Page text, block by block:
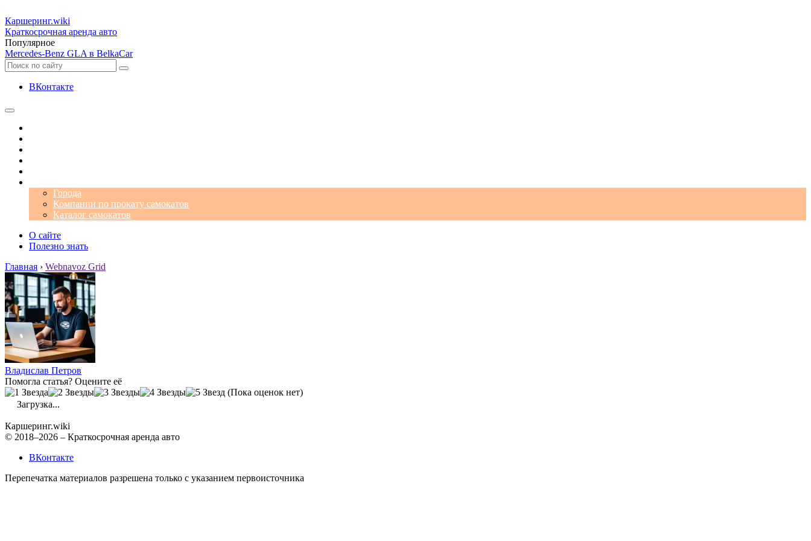
Каршеринг.wiki
Краткосрочная аренда авто
Популярное
Mercedes-Benz GLA в BelkaCar
ВКонтакте
Города
Компании по прокату самокатов
Каталог самокатов
О сайте
Полезно знать
Главная › Webnavoz Grid
Владислав Петров
Помогла статья? Оцените её
(Пока оценок нет)
Загрузка...
Каршеринг.wiki
© 2018–2026 – Краткосрочная аренда авто
ВКонтакте
Перепечатка материалов разрешена только с указанием первоисточника